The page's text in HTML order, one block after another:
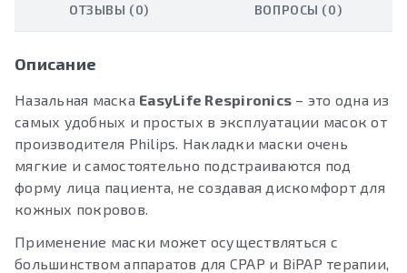
ОТЗЫВЫ (0) ВОПРОСЫ (0)
Описание
Назальная маска EasyLife Respironics – это одна из
самых удобных и простых в эксплуатации масок от
производителя Philips. Накладки маски очень
мягкие и самостоятельно подстраиваются под
форму лица пациента, не создавая дискомфорт для
кожных покровов.
Применение маски может осуществляться с
большинством аппаратов для CPAP и BiPAP терапии,